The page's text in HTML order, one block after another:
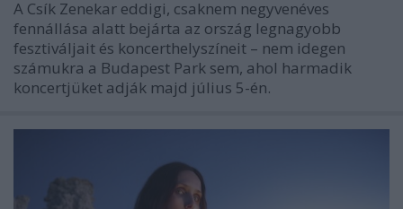
A Csík Zenekar eddigi, csaknem negyvenéves
fennállása alatt bejárta az ország legnagyobb
fesztiváljait és koncerthelyszíneit – nem idegen
számukra a Budapest Park sem, ahol harmadik
koncertjüket adják majd július 5-én.